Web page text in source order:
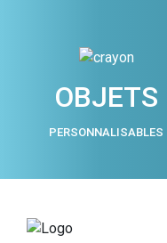
OBJETS
PERSONNALISABLES